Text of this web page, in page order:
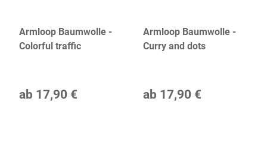
Armloop Baumwolle -
Colorful traffic
ab 17,90 €
Armloop Baumwolle -
Curry and dots
ab 17,90 €